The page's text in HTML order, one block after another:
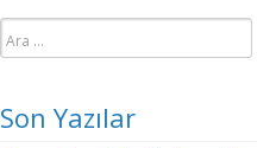
Son Yazılar